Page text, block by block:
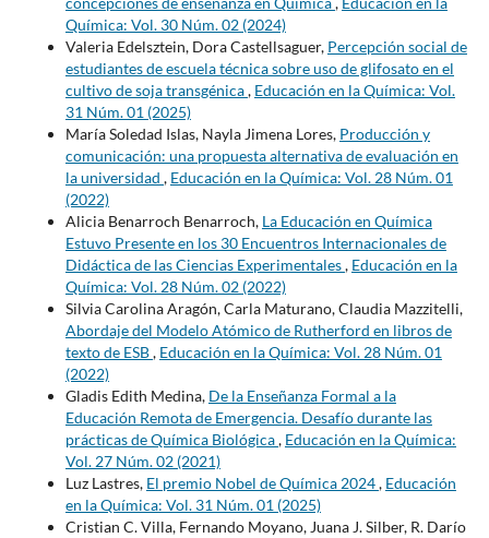
Química: Vol. 30 Núm. 02 (2024)
Valeria Edelsztein, Dora Castellsaguer, Percepción social de
estudiantes de escuela técnica sobre uso de glifosato en el
cultivo de soja transgénica, Educación en la Química: Vol.
31 Núm. 01 (2025)
María Soledad Islas, Nayla Jimena Lores, Producción y
comunicación: una propuesta alternativa de evaluación en
la universidad , Educación en la Química: Vol. 28 Núm. 01
(2022)
Alicia Benarroch Benarroch, La Educación en Química
Estuvo Presente en los 30 Encuentros Internacionales de
Didáctica de las Ciencias Experimentales, Educación en la
Química: Vol. 28 Núm. 02 (2022)
Silvia Carolina Aragón, Carla Maturano, Claudia Mazzitelli,
Abordaje del Modelo Atómico de Rutherford en libros de
texto de ESB, Educación en la Química: Vol. 28 Núm. 01
(2022)
Gladis Edith Medina, De la Enseñanza Formal a la
Educación Remota de Emergencia. Desafío durante las
prácticas de Química Biológica, Educación en la Química:
Vol. 27 Núm. 02 (2021)
Luz Lastres, El premio Nobel de Química 2024, Educación
en la Química: Vol. 31 Núm. 01 (2025)
Cristian C. Villa, Fernando Moyano, Juana J. Silber, R. Darío